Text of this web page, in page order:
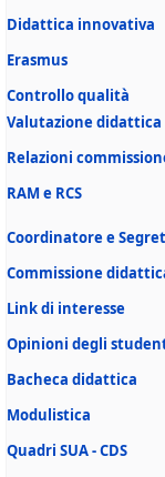
Didattica innovativa
Erasmus
Controllo qualità
Valutazione didattica
Relazioni
RAM e RCS
Coordinatore e
Commissione
Link di interesse
Opinioni degli
Bacheca didattica
Modulistica
Quadri SUA - CDS